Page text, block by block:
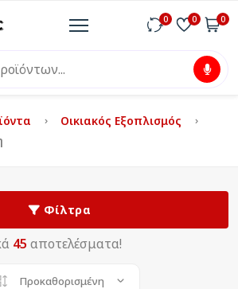
0 0 0
Οικιακός Εξοπλισμός
Φίλτρα
45 αποτελέσματα!
Προκαθορισμένη